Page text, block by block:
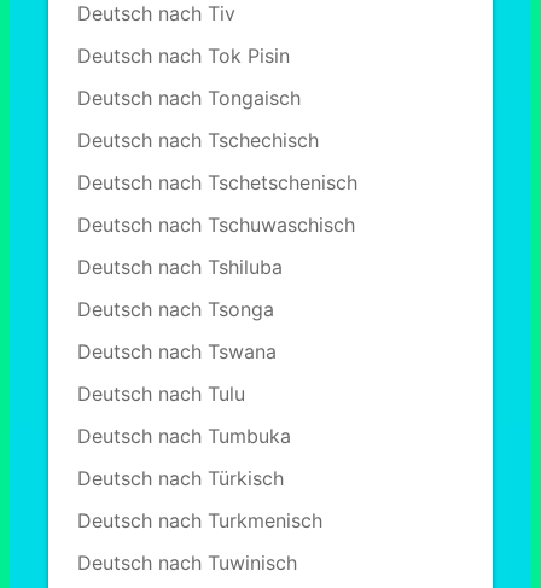
Deutsch nach Tiv
Deutsch nach Tok Pisin
Deutsch nach Tongaisch
Deutsch nach Tschechisch
Deutsch nach Tschetschenisch
Deutsch nach Tschuwaschisch
Deutsch nach Tshiluba
Deutsch nach Tsonga
Deutsch nach Tswana
Deutsch nach Tulu
Deutsch nach Tumbuka
Deutsch nach Türkisch
Deutsch nach Turkmenisch
Deutsch nach Tuwinisch